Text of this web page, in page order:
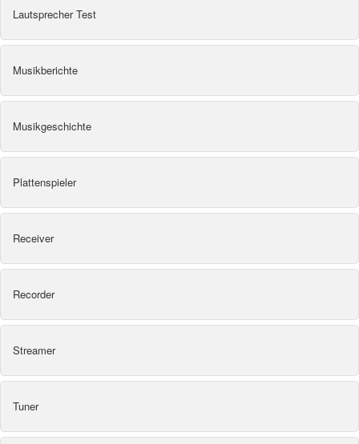
Lautsprecher Test
Musikberichte
Musikgeschichte
Plattenspieler
Receiver
Recorder
Streamer
Tuner